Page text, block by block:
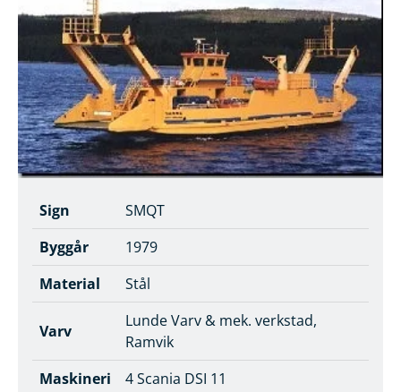
Sign
SMQT
Byggår
1979
Material
Stål
Varv
Lunde Varv & mek. verkstad,
Ramvik
Maskineri
4 Scania DSI 11